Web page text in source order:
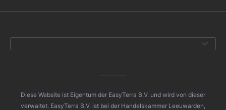
Diese Website ist Eigentum der EasyTerra B.V. und wird von dieser
verwaltet. EasyTerra B.V. ist bei der Handelskammer Leeuwarden,